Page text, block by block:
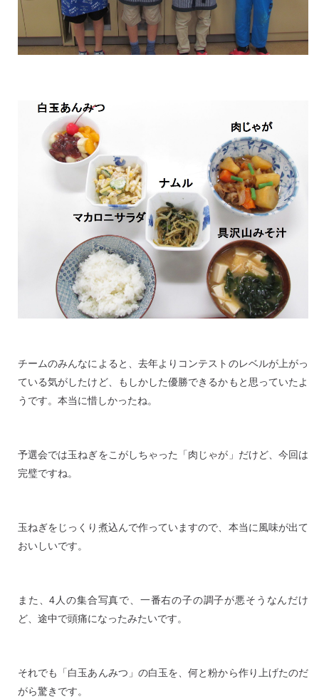
チームのみんなによると、去年よりコンテストのレベルが上がっ
ている気がしたけど、もしかした優勝できるかもと思っていたよ
うです。本当に惜しかったね。
予選会では玉ねぎをこがしちゃった「肉じゃが」だけど、今回は
完璧ですね。
玉ねぎをじっくり煮込んで作っていますので、本当に風味が出て
おいしいです。
また、4人の集合写真で、一番右の子の調子が悪そうなんだけ
ど、途中で頭痛になったみたいです。
それでも「白玉あんみつ」の白玉を、何と粉から作り上げたのだ
がら驚きです。